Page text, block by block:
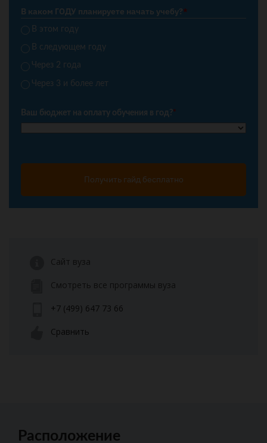
В каком ГОДУ планируете начать учебу?*
В этом году
В следующем году
Через 2 года
Через 3 и более лет
Ваш бюджет на оплату обучения в год?*
Получить гайд бесплатно
Сайт вуза
Смотреть все программы вуза
+7 (499) 647 73 66
Сравнить
Расположение